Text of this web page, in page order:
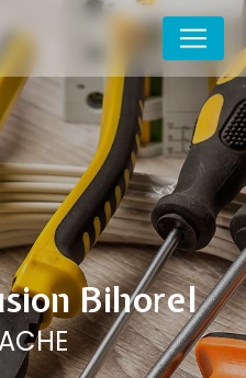
Bihorel